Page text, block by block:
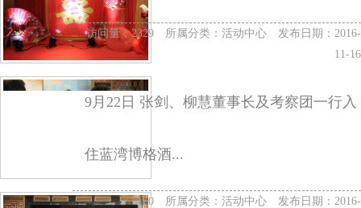
访问量：2329 所属分类： 活动中心 发布日期：2016-
11-16
9月22日 张剑、柳慧董事长及考察团一行入
住蓝湾博格酒...
访问量：2800 所属分类： 活动中心 发布日期：2016-